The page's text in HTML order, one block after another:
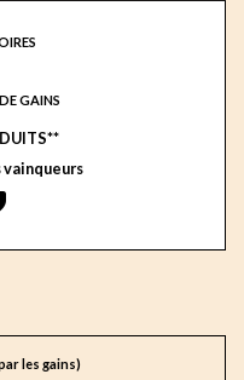
GAINS
vainqueurs
les gains)